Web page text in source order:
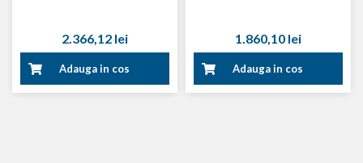
2.366,12 lei
Adauga in cos
1.860,10 lei
Adauga in cos